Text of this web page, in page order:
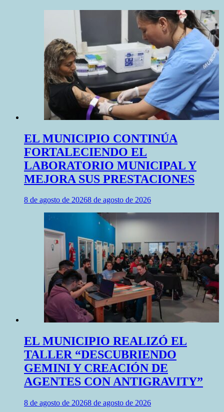
EL MUNICIPIO CONTINÚA
FORTALECIENDO EL
LABORATORIO MUNICIPAL Y
MEJORA SUS PRESTACIONES
8 de agosto de 20268 de agosto de 2026
EL MUNICIPIO REALIZÓ EL
TALLER “DESCUBRIENDO
GEMINI Y CREACIÓN DE
AGENTES CON ANTIGRAVITY”
8 de agosto de 20268 de agosto de 2026